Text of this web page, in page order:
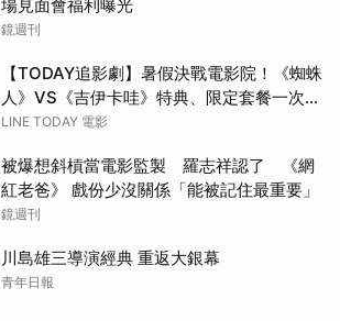
場見面會福利曝光
鏡週刊
【TODAY追影劇】暑假決戰電影院！《蜘蛛
人》VS《吉伊卡哇》特典、限定套餐一次
看！
LINE TODAY 電影
被爆想斜槓當電影監製 羅志祥認了 《網
紅老爸》 戲份少沒關係「能被記住最重要」
鏡週刊
川島雄三導演經典 重返大銀幕
青年日報